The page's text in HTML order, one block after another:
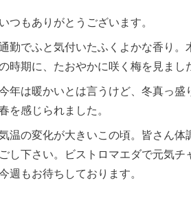
いつもありがとうございます。
勤でふと気付いたふくよかな香り。
時期に、たおやかに咲く梅を見まし
年は暖かいとは言うけど、冬真っ盛
を感じられました。
温の変化が大きいこの頃。皆さん体
ごし下さい。ビストロマエダで元気チ
週もお待ちしております。